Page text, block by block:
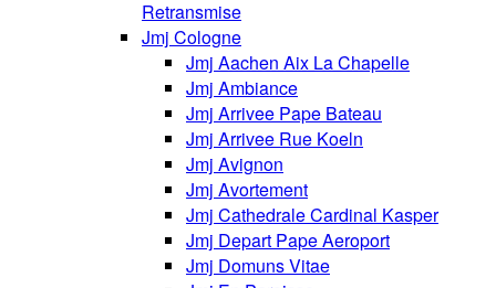
Retransmise
Jmj Cologne
Jmj Aachen Aix La Chapelle
Jmj Ambiance
Jmj Arrivee Pape Bateau
Jmj Arrivee Rue Koeln
Jmj Avignon
Jmj Avortement
Jmj Cathedrale Cardinal Kasper
Jmj Depart Pape Aeroport
Jmj Domuns Vitae